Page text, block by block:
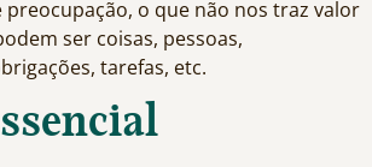
preocupação, o que não nos traz valor
ser coisas, pessoas,
tarefas, etc.